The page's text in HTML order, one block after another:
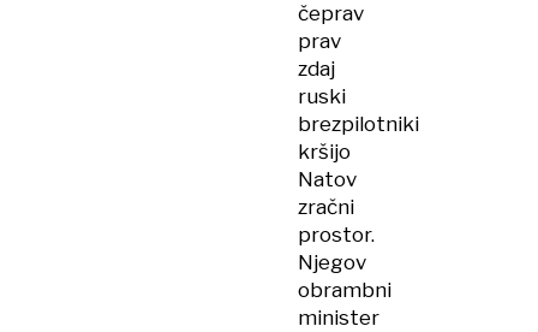
čeprav
prav
zdaj
ruski
brezpilotniki
kršijo
Natov
zračni
prostor.
Njegov
obrambni
minister